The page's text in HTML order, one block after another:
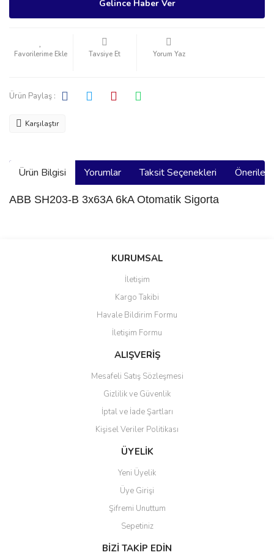
Gelince Haber Ver
Tavsiye Et Yorum Yaz
Ürün Paylaş :
Karşılaştır
Ürün Bilgisi Yorumlar Taksit Seçenekleri
ABB SH203-B 3x63A 6kA Otomatik Sigorta
Bu ürüne ilk yorumu siz yapın!
Ürün resmi kalitesiz, bozuk veya görüntülenemiyor.
Ürün açıklamasında eksik bilgiler bulunuyor.
Ürün bilgilerinde hatalar bulunuyor.
Ürün fiyatı diğer sitelerden daha pahalı.
Gönder
KURUMSAL
İletişim
Kargo Takibi
Havale Bildirim Formu
İletişim Formu
ALIŞVERİŞ
Mesafeli Satış Sözleşmesi
Gizlilik ve Güvenlik
İptal ve İade Şartları
Kişisel Veriler Politikası
ÜYELİK
Yeni Üyelik
Üye Girişi
Şifremi Unuttum
Sepetiniz
BİZİ TAKİP EDİN